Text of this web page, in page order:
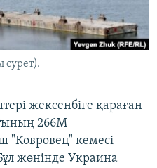
сурет).
жексенбіге қараған
266М
"Ковровец" кемесі
жөнінде Украина